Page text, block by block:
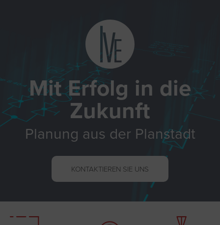
Mit Erfolg in die
Zukunft
Planung aus der Planstadt
KONTAKTIEREN SIE UNS